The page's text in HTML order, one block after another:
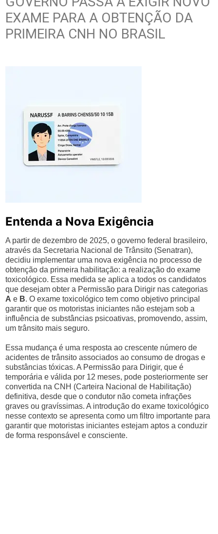
EXAME PARA A OBTENÇÃO DA
PRIMEIRA CNH NO BRASIL
Entenda a Nova Exigência
A partir de dezembro de 2025, o governo federal brasileiro,
através da Secretaria Nacional de Trânsito (Senatran),
decidiu implementar uma nova exigência no processo de
obtenção da primeira habilitação: a realização do exame
toxicológico. Essa medida se aplica a todos os candidatos
que desejam obter a Permissão para Dirigir nas categorias
A e B. O exame toxicológico tem como objetivo principal
garantir que os motoristas iniciantes não estejam sob a
influência de substâncias psicoativas, promovendo, assim,
um trânsito mais seguro.
Essa mudança é uma resposta ao crescente número de
acidentes de trânsito associados ao consumo de drogas e
substâncias tóxicas. A Permissão para Dirigir, que é
temporária e válida por 12 meses, pode posteriormente ser
convertida na CNH (Carteira Nacional de Habilitação)
definitiva, desde que o condutor não cometa infrações
graves ou gravíssimas. A introdução do exame toxicológico
nesse contexto se apresenta como um filtro importante para
garantir que motoristas iniciantes estejam aptos a conduzir
de forma responsável e consciente.